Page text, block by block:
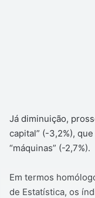
Já diminuição,
capital” (-3,2%),
“máquinas” (-2,7%).
Em termos
de Estatística, os